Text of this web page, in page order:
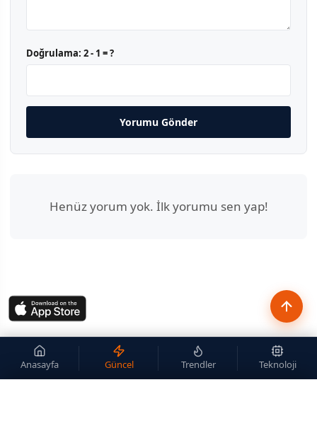
Doğrulama: 2 - 1 = ?
Yorumu Gönder
Henüz yorum yok. İlk yorumu sen yap!
Anasayfa Güncel Trendler Teknoloji